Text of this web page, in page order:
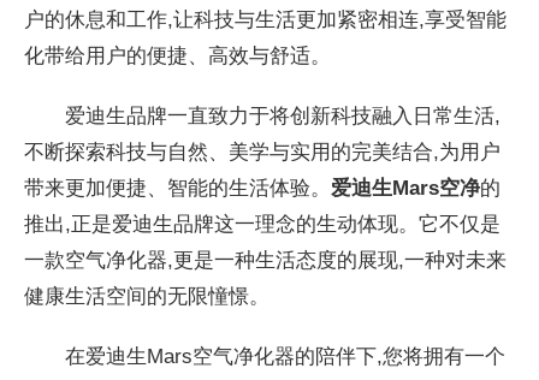
户的休息和工作,让科技与生活更加紧密相连,享受智能
化带给用户的便捷、高效与舒适。
爱迪生品牌一直致力于将创新科技融入日常生活,
不断探索科技与自然、美学与实用的完美结合,为用户
带来更加便捷、智能的生活体验。 爱迪生Mars空净的
推出,正是爱迪生品牌这一理念的生动体现。它不仅是
一款空气净化器,更是一种生活态度的展现,一种对未来
健康生活空间的无限憧憬。
在爱迪生Mars空气净化器的陪伴下,您将拥有一个